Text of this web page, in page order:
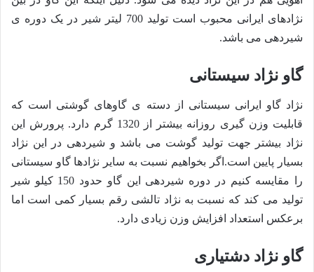
نژادهای ایرانی محبوب است تولید 700 لیتر شیر در یک دوره ی
شیردهی می باشد.
گاو نژاد سیستانی
نژاد گاو ایرانی سیستانی از دسته ی گاوهای گوشتی است که
قابلیت وزن گیری روزانه بیشتر از 1320 گرم دارد. پرورش این
نژاد بیشتر جهت تولید گوشت می باشد و شیردهی در این نژاد
بسیار پایین است.اگر بخواهیم نسبت به سایر نژادها گاو سیستانی
را مقایسه کنیم در دوره شیردهی این گاو حدود 150 کیلو شیر
تولید می کند که نسبت به نژاد تالشی رقم بسیار کمی است اما
برعکس استعداد افزایش وزن زیادی دارد.
گاو نژاد دشتیاری